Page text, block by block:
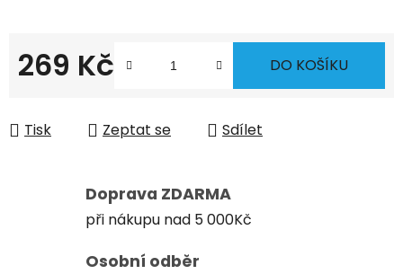
269 Kč DO KOŠÍKU
Tisk Zeptat se Sdílet
Doprava ZDARMA
při nákupu nad 5 000Kč
Osobní odběr